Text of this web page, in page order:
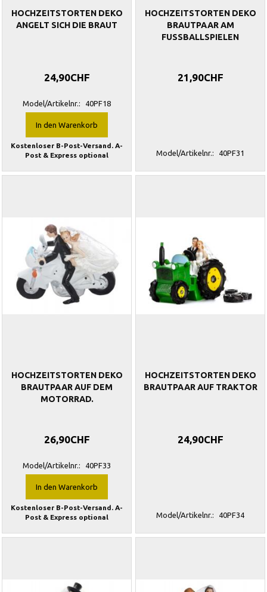
HOCHZEITSTORTEN DEKO
ANGELT SICH DIE BRAUT
24,90CHF
Model/Artikelnr.: 40PF18
In den Warenkorb
Kostenloser B-Post-Versand. A-
Post & Express optional
HOCHZEITSTORTEN DEKO
BRAUTPAAR AM
FUSSBALLSPIELEN
21,90CHF
Model/Artikelnr.: 40PF31
HOCHZEITSTORTEN DEKO
BRAUTPAAR AUF DEM
MOTORRAD.
26,90CHF
Model/Artikelnr.: 40PF33
In den Warenkorb
Kostenloser B-Post-Versand. A-
Post & Express optional
HOCHZEITSTORTEN DEKO
BRAUTPAAR AUF TRAKTOR
24,90CHF
Model/Artikelnr.: 40PF34